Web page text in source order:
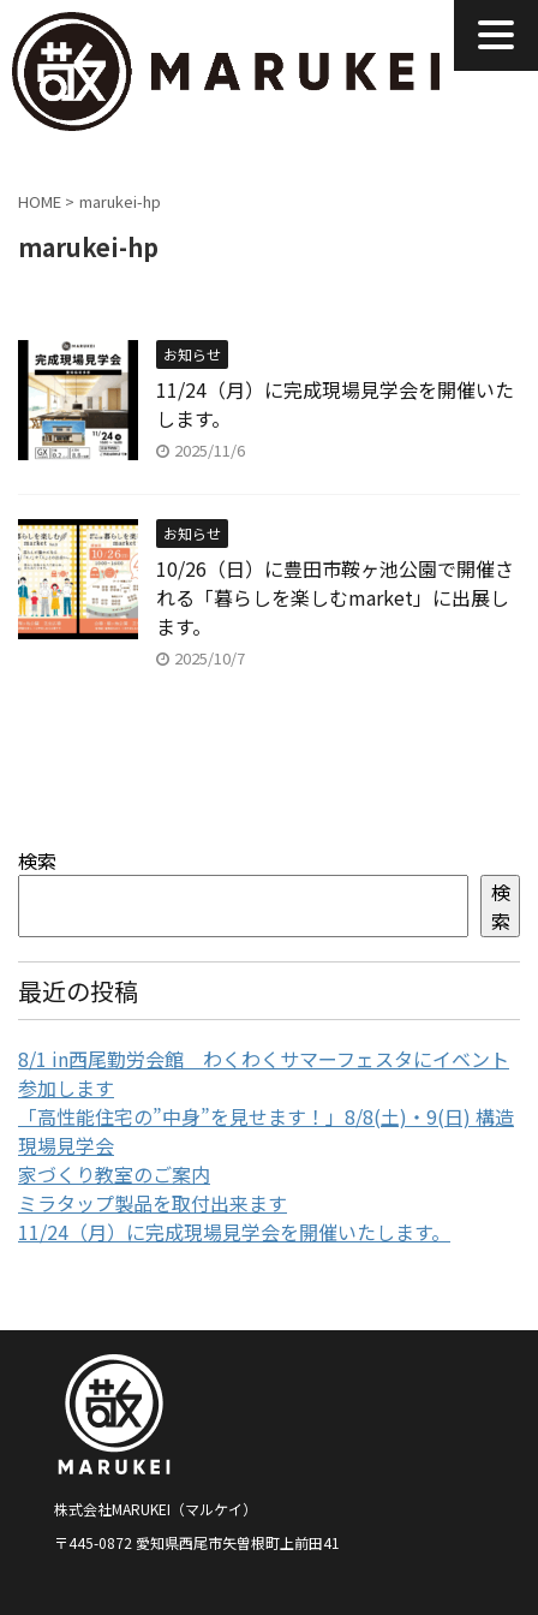
HOME > marukei-hp
marukei-hp
お知らせ
11/24（月）に完成現場見学会を開催いた
します。
2025/11/6
お知らせ
10/26（日）に豊田市鞍ヶ池公園で開催さ
れる「暮らしを楽しむmarket」に出展し
ます。
2025/10/7
検索
検
索
最近の投稿
8/1 in西尾勤労会館 わくわくサマーフェスタにイベント
参加します
「高性能住宅の”中身”を見せます！」8/8(土)・9(日) 構造
現場見学会
家づくり教室のご案内
ミラタップ製品を取付出来ます
11/24（月）に完成現場見学会を開催いたします。